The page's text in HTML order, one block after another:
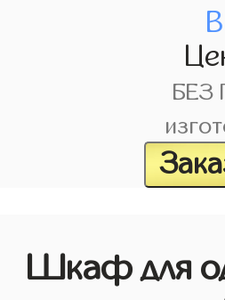
БЕЗ
Шкаф для